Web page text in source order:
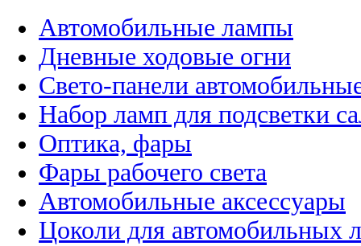
Автомобильные лампы
Дневные ходовые огни
Свето-панели
Набор ламп для подсветки
Оптика, фары
Фары рабочего света
Автомобильные аксессуары
Цоколи для автомобильных